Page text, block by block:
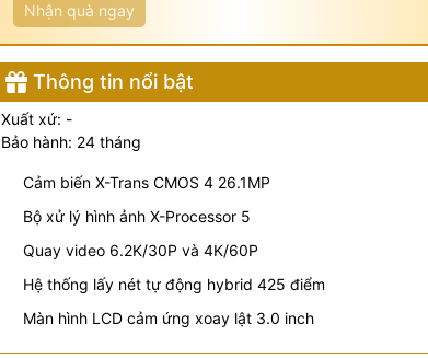
Nhận quà ngay
Thông tin nổi bật
Xuất xứ: -
Bảo hành: 24 tháng
Cảm biến X-Trans CMOS 4 26.1MP
Bộ xử lý hình ảnh X-Processor 5
Quay video 6.2K/30P và 4K/60P
Hệ thống lấy nét tự động hybrid 425 điểm
Màn hình LCD cảm ứng xoay lật 3.0 inch